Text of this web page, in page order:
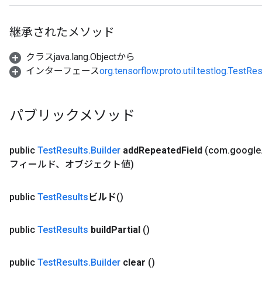
継承されたメソッド
クラスjava.lang.Objectから
インターフェース
パブリックメソッド
public TestResults.Builder addRepeatedField (com.google
フィールド、オブジェクト値)
public TestResultsビルド()
public TestResults buildPartial ()
public TestResults.Builder clear ()